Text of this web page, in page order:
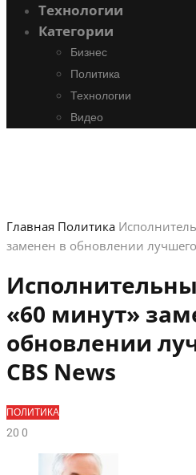
Технологии
Категории
Бизнес
Политика
Технологии
Видео
Главная Политика
заменен в обновлении
«60 минут»
обновлении
CBS News
ПОЛИТИКА
200